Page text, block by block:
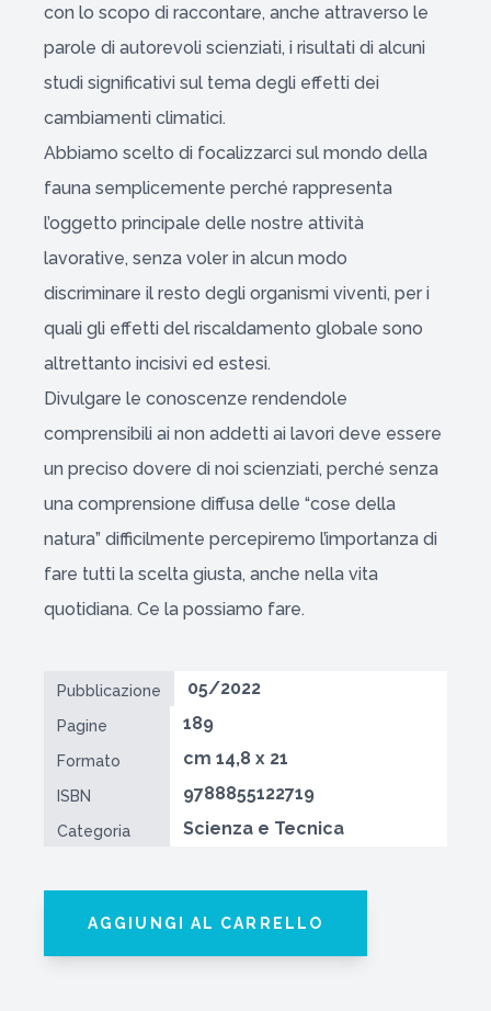
con lo scopo di raccontare, anche attraverso le
parole di autorevoli scienziati, i risultati di alcuni
studi significativi sul tema degli effetti dei
cambiamenti climatici.
Abbiamo scelto di focalizzarci sul mondo della
fauna semplicemente perché rappresenta
l’oggetto principale delle nostre attività
lavorative, senza voler in alcun modo
discriminare il resto degli organismi viventi, per i
quali gli effetti del riscaldamento globale sono
altrettanto incisivi ed estesi.
Divulgare le conoscenze rendendole
comprensibili ai non addetti ai lavori deve essere
un preciso dovere di noi scienziati, perché senza
una comprensione diffusa delle “cose della
natura” difficilmente percepiremo l’importanza di
fare tutti la scelta giusta, anche nella vita
quotidiana. Ce la possiamo fare.
Pubblicazione 05/2022
Pagine 189
Formato cm 14,8 x 21
ISBN 9788855122719
Categoria Scienza e Tecnica
AGGIUNGI AL CARRELLO